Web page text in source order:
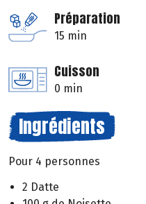
Préparation
15 min
Cuisson
0 min
Ingrédients
Pour 4 personnes
2 Datte